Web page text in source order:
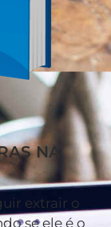
NA
extrair o
se ele é o